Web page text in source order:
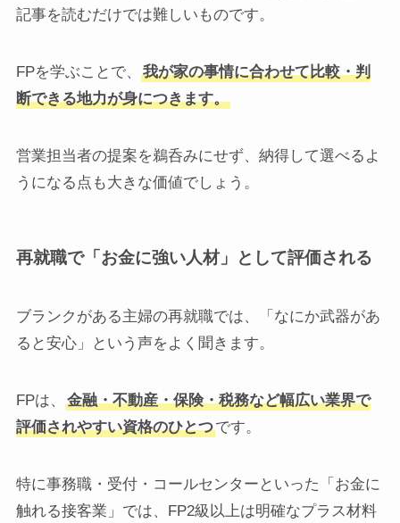
記事を読むだけでは難しいものです。
FPを学ぶことで、
我が家の事情に合わせて比較・判
断できる地力が身につきます。
営業担当者の提案を鵜呑みにせず、納得して選べるよ
うになる点も大きな価値でしょう。
再就職で「お金に強い人材」として評価される
ブランクがある主婦の再就職では、「なにか武器があ
ると安心」という声をよく聞きます。
FPは、
金融・不動産・保険・税務など幅広い業界で
評価されやすい資格のひとつです。
特に事務職・受付・コールセンターといった「お金に
触れる接客業」では、FP2級以上は明確なプラス材料